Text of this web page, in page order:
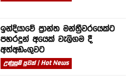
ඉන්දියාවේ ප්‍රාන්ත මන්ත්‍රීවරයෙක්ට
පහරදුන් අයෙක් වැලිගම දී
අත්අඩංගුවට
උණුසුම් පුවත් | Hot News